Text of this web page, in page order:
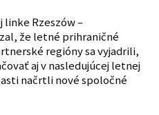
Rzeszów –
že letné prihraničné
regióny sa vyjadrili,
aj v nasledujúcej letnej
načrtli nové spoločné